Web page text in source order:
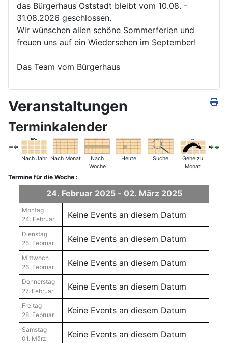
das Bürgerhaus Oststadt bleibt vom 10.08. -
31.08.2026 geschlossen.
Wir wünschen allen schöne Sommerferien und
freuen uns auf ein Wiedersehen im September!
Das Team vom Bürgerhaus
Veranstaltungen
Terminkalender
Nach Jahr Nach Monat
Nach
Woche
Heute Suche
Gehe zu
Monat
Termine für die Woche :
24. Februar 2025 - 02. März 2025
Montag
24. Februar
Keine Events an diesem Datum
Dienstag
25. Februar
Keine Events an diesem Datum
Mittwoch
26. Februar
Keine Events an diesem Datum
Donnerstag
27. Februar
Keine Events an diesem Datum
Freitag
28. Februar
Keine Events an diesem Datum
Samstag
01. März
Keine Events an diesem Datum